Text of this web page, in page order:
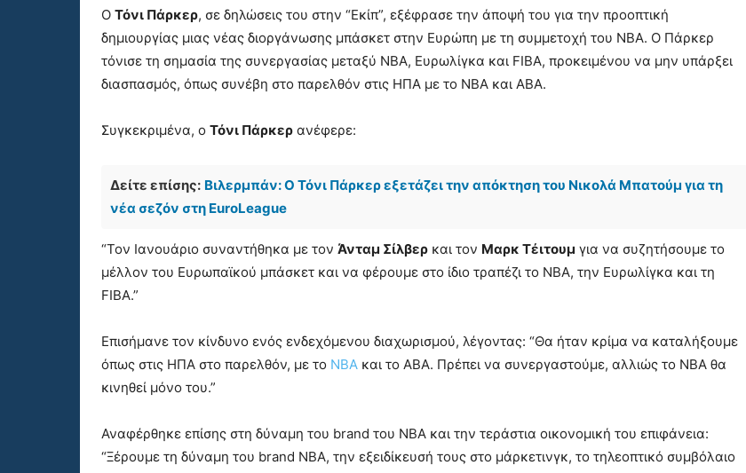
Ο Τόνι Πάρκερ, σε δηλώσεις του στην “Εκίπ”, εξέφρασε την άποψή του για την προοπτική
δημιουργίας μιας νέας διοργάνωσης μπάσκετ στην Ευρώπη με τη συμμετοχή του NBA. Ο Πάρκερ
τόνισε τη σημασία της συνεργασίας μεταξύ NBA, Ευρωλίγκα και FIBA, προκειμένου να μην υπάρξει
διασπασμός, όπως συνέβη στο παρελθόν στις ΗΠΑ με το NBA και ABA.
Συγκεκριμένα, ο Τόνι Πάρκερ ανέφερε:
Δείτε επίσης: Βιλερμπάν: Ο Τόνι Πάρκερ εξετάζει την απόκτηση του Νικολά Μπατούμ για τη
νέα σεζόν στη EuroLeague
“Τον Ιανουάριο συναντήθηκα με τον Άνταμ Σίλβερ και τον Μαρκ Τέιτουμ για να συζητήσουμε το
μέλλον του Ευρωπαϊκού μπάσκετ και να φέρουμε στο ίδιο τραπέζι το NBA, την Ευρωλίγκα και τη
FIBA.”
Επισήμανε τον κίνδυνο ενός ενδεχόμενου διαχωρισμού, λέγοντας: “Θα ήταν κρίμα να καταλήξουμε
όπως στις ΗΠΑ στο παρελθόν, με το ΝΒΑ και το ABA. Πρέπει να συνεργαστούμε, αλλιώς το NBA θα
κινηθεί μόνο του.”
Αναφέρθηκε επίσης στη δύναμη του brand του NBA και την τεράστια οικονομική του επιφάνεια:
“Ξέρουμε τη δύναμη του brand NBA, την εξειδίκευσή τους στο μάρκετινγκ, το τηλεοπτικό συμβόλαιο